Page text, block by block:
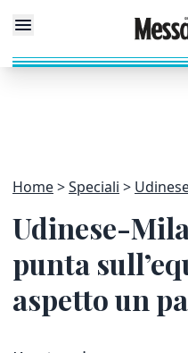
Home Speciali
Udinese-
punta
aspetto un